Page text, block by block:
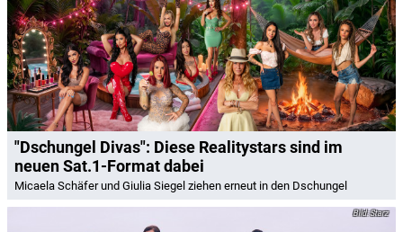
"Dschungel Divas": Diese Realitystars sind im
neuen Sat.1-Format dabei
Micaela Schäfer und Giulia Siegel ziehen erneut in den Dschungel
Starz